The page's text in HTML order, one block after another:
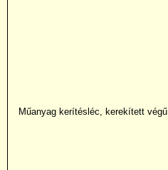
Műanyag kerítésléc, kerekített végű